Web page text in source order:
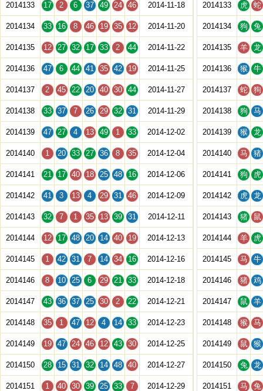
2014133 17 2 6 37 49 24 46 2014-11-18
2014134 33 16 8 46 19 35 12 2014-11-20
2014135 12 27 32 17 33 2 44 2014-11-22
2014136 47 6 44 41 35 42 19 2014-11-25
2014137 2 45 22 20 40 30 44 2014-11-27
2014138 33 37 7 26 29 32 31 2014-11-29
2014139 47 27 4 13 49 1 33 2014-12-02
2014140 1 20 33 27 36 8 35 2014-12-04
2014141 21 17 40 18 25 48 16 2014-12-06
2014142 41 3 13 4 29 31 46 2014-12-09
2014143 32 7 1 35 13 39 31 2014-12-11
2014144 12 17 48 20 14 40 19 2014-12-13
2014145 1 42 31 7 14 34 16 2014-12-16
2014146 8 10 25 6 29 21 33 2014-12-18
2014147 43 36 37 25 30 2 22 2014-12-21
2014148 35 1 47 12 4 14 33 2014-12-23
2014149 19 47 24 46 12 43 30 2014-12-25
2014150 28 15 31 32 14 48 40 2014-12-27
2014151 1 40 30 39 25 33 7 2014-12-29
2014133 虎 蛇
2014134 狗 兔
2014135 羊 龙
2014136 猴 牛
2014137 蛇 狗
2014138 狗 马
2014139 猴 龙
2014140 马 猪
2014141 狗 虎
2014142 虎 龙
2014143 猪 鼠
2014144 羊 虎
2014145 马 牛
2014146 猪 鸡
2014147 鼠 羊
2014148 猴 马
2014149 鼠 猴
2014150 兔 龙
2014151 马 兔